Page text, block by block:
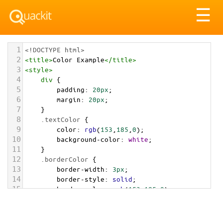
☰
1 <!DOCTYPE html>
2 <title>Color Example</title>
3 <style>
4 div {
5 padding: 20px;
6 margin: 20px;
7 }
8 .textColor {
9 color: rgb(153 185 0);
10 background-color: white;
11 }
12 .borderColor {
13 border-width: 3px;
14 border-style: solid;
15 border-color: rgb(153,185,0);